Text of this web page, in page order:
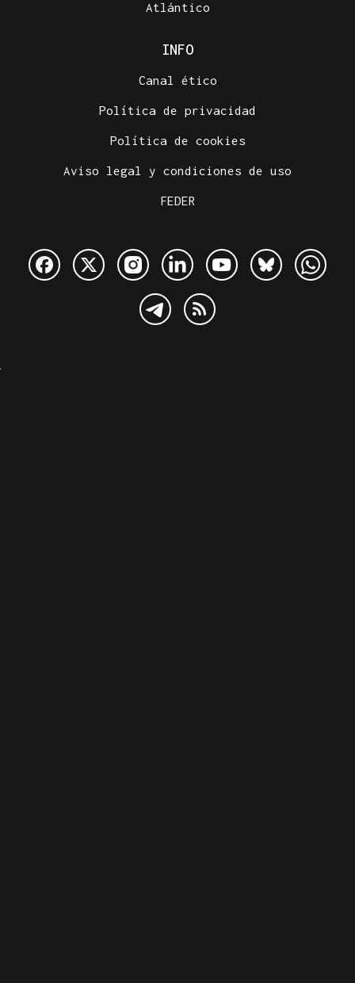
Atlántico
INFO
Canal ético
Política de privacidad
Política de cookies
Aviso legal y condiciones de uso
FEDER